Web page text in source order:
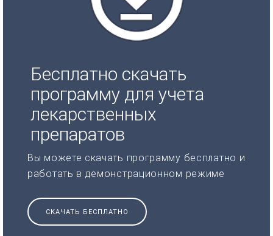
Бесплатно скачать
программу для учета
лекарственных
препаратов
Вы можете скачать программу бесплатно и
работать в демонстрационном режиме
СКАЧАТЬ БЕСПЛАТНО